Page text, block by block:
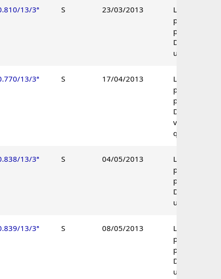
13/3ª S 23/03/2013
Lançamento
parcialmente
procedente.
Decisão
unânime.
13/3ª S 17/04/2013
Lançamento
parcialmente
procedente.
Decisão pelo
voto de
qualidade.
13/3ª S 04/05/2013
Lançamento
parcialmente
procedente.
Decisão
unânime.
13/3ª S 08/05/2013
Lançamento
parcialmente
procedente.
Decisão
unânime.